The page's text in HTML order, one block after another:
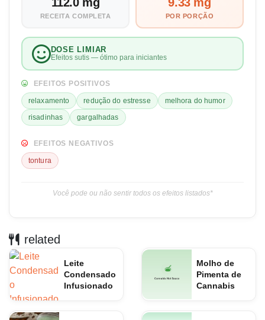
RECEITA COMPLETA POR PORÇÃO
DOSE LIMIAR
Efeitos sutis — ótimo para iniciantes
EFEITOS POSITIVOS
relaxamento redução do estresse
melhora do humor
risadinhas
gargalhadas
EFEITOS NEGATIVOS
tontura
Você pode ou não sentir todos os efeitos listados*
related
Leite
Condensado
Infusionado
Molho de
Pimenta de
Cannabis